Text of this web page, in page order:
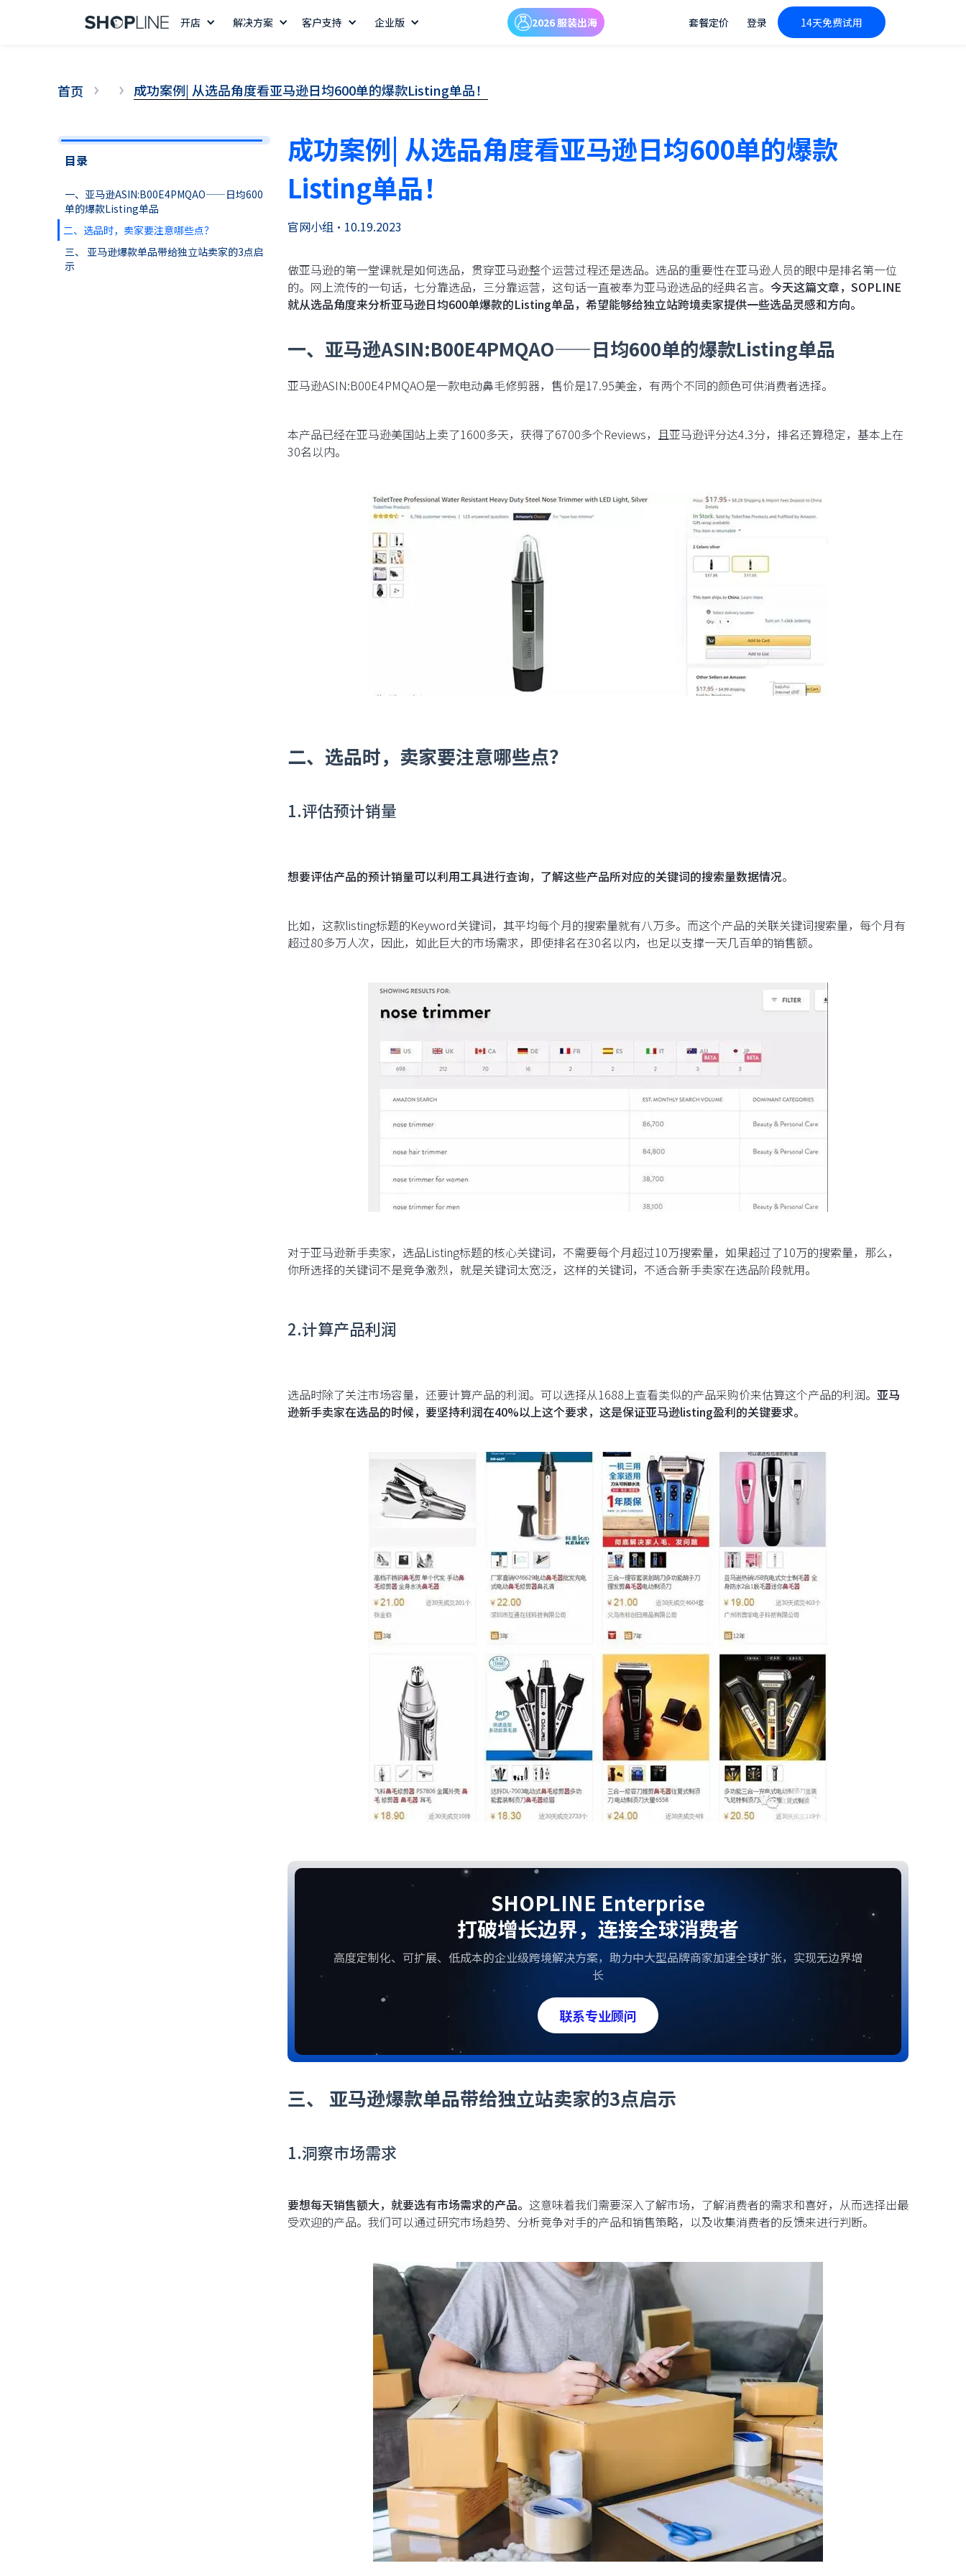
开店 解决方案 客户支持 企业版 2026 服装出海 套餐定价 登录 14天免费试用
首页 成功案例| 从选品角度看亚马逊日均600单的爆款Listing单品！
目录
一、亚马逊ASIN:B00E4PMQAO——日均600
单的爆款Listing单品
二、选品时，卖家要注意哪些点？
三、 亚马逊爆款单品带给独立站卖家的3点启
示
成功案例| 从选品角度看亚马逊日均600单的爆款
Listing单品！
官网小组 • 10.19.2023
做亚马逊的第一堂课就是如何选品，贯穿亚马逊整个运营过程还是选品。选品的重要性在亚马逊人员的眼中是排名第一位
的。网上流传的一句话，七分靠选品，三分靠运营，这句话一直被奉为亚马逊选品的经典名言。 今天这篇文章，SOPLINE
就从选品角度来分析亚马逊日均600单爆款的Listing单品，希望能够给独立站跨境卖家提供一些选品灵感和方向。
一、亚马逊ASIN:B00E4PMQAO——日均600单的爆款Listing单品
亚马逊ASIN:B00E4PMQAO是一款电动鼻毛修剪器，售价是17.95美金，有两个不同的颜色可供消费者选择。
本产品已经在亚马逊美国站上卖了1600多天，获得了6700多个Reviews，且亚马逊评分达4.3分，排名还算稳定，基本上在
30名以内。
二、选品时，卖家要注意哪些点？
1.评估预计销量
想要评估产品的预计销量可以利用工具进行查询，了解这些产品所对应的关键词的搜索量数据情况。
比如，这款listing标题的Keyword关键词，其平均每个月的搜索量就有八万多。而这个产品的关联关键词搜索量，每个月有
超过80多万人次，因此，如此巨大的市场需求，即使排名在30名以内，也足以支撑一天几百单的销售额。
对于亚马逊新手卖家，选品Listing标题的核心关键词，不需要每个月超过10万搜索量，如果超过了10万的搜索量，那么，
你所选择的关键词不是竞争激烈，就是关键词太宽泛，这样的关键词，不适合新手卖家在选品阶段就用。
2.计算产品利润
选品时除了关注市场容量，还要计算产品的利润。可以选择从1688上查看类似的产品采购价来估算这个产品的利润。 亚马
逊新手卖家在选品的时候，要坚持利润在40%以上这个要求，这是保证亚马逊listing盈利的关键要求。
SHOPLINE Enterprise
打破增长边界，连接全球消费者
高度定制化、可扩展、低成本的企业级跨境解决方案，助力中大型品牌商家加速全球扩张，实现无边界增
长
联系专业顾问
三、 亚马逊爆款单品带给独立站卖家的3点启示
1.洞察市场需求
要想每天销售额大，就要选有市场需求的产品。 这意味着我们需要深入了解市场，了解消费者的需求和喜好，从而选择出最
受欢迎的产品。我们可以通过研究市场趋势、分析竞争对手的产品和销售策略，以及收集消费者的反馈来进行判断。